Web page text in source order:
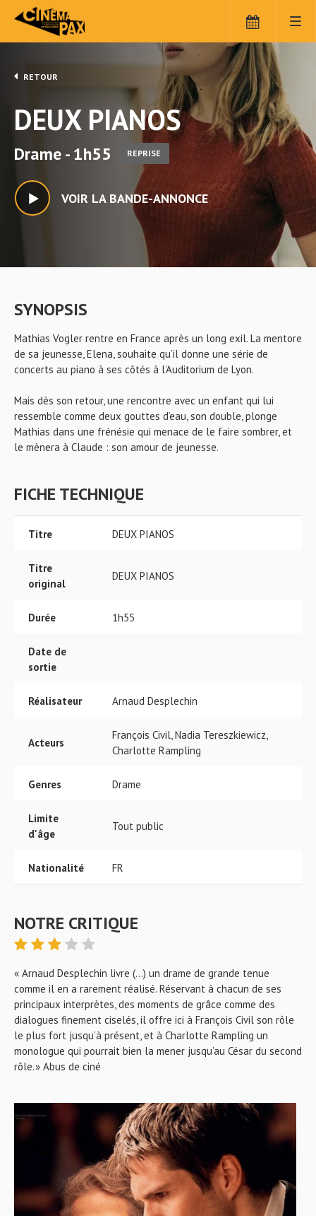
RETOUR
DEUX PIANOS
Drame - 1h55 REPRISE
VOIR LA BANDE-ANNONCE
SYNOPSIS
Mathias Vogler rentre en France après un long exil. La mentore
de sa jeunesse, Elena, souhaite qu’il donne une série de
concerts au piano à ses côtés à l’Auditorium de Lyon.
Mais dès son retour, une rencontre avec un enfant qui lui
ressemble comme deux gouttes d’eau, son double, plonge
Mathias dans une frénésie qui menace de le faire sombrer, et
le mènera à Claude : son amour de jeunesse.
FICHE TECHNIQUE
Titre DEUX PIANOS
Titre
original
DEUX PIANOS
Durée 1h55
Date de
sortie
Réalisateur Arnaud Desplechin
Acteurs
François Civil, Nadia Tereszkiewicz,
Charlotte Rampling
Genres Drame
Limite
d'âge
Tout public
Nationalité FR
NOTRE CRITIQUE
« Arnaud Desplechin livre (...) un drame de grande tenue
comme il en a rarement réalisé. Réservant à chacun de ses
principaux interprètes, des moments de grâce comme des
dialogues finement ciselés, il offre ici à François Civil son rôle
le plus fort jusqu’à présent, et à Charlotte Rampling un
monologue qui pourrait bien la mener jusqu’au César du second
rôle. » Abus de ciné